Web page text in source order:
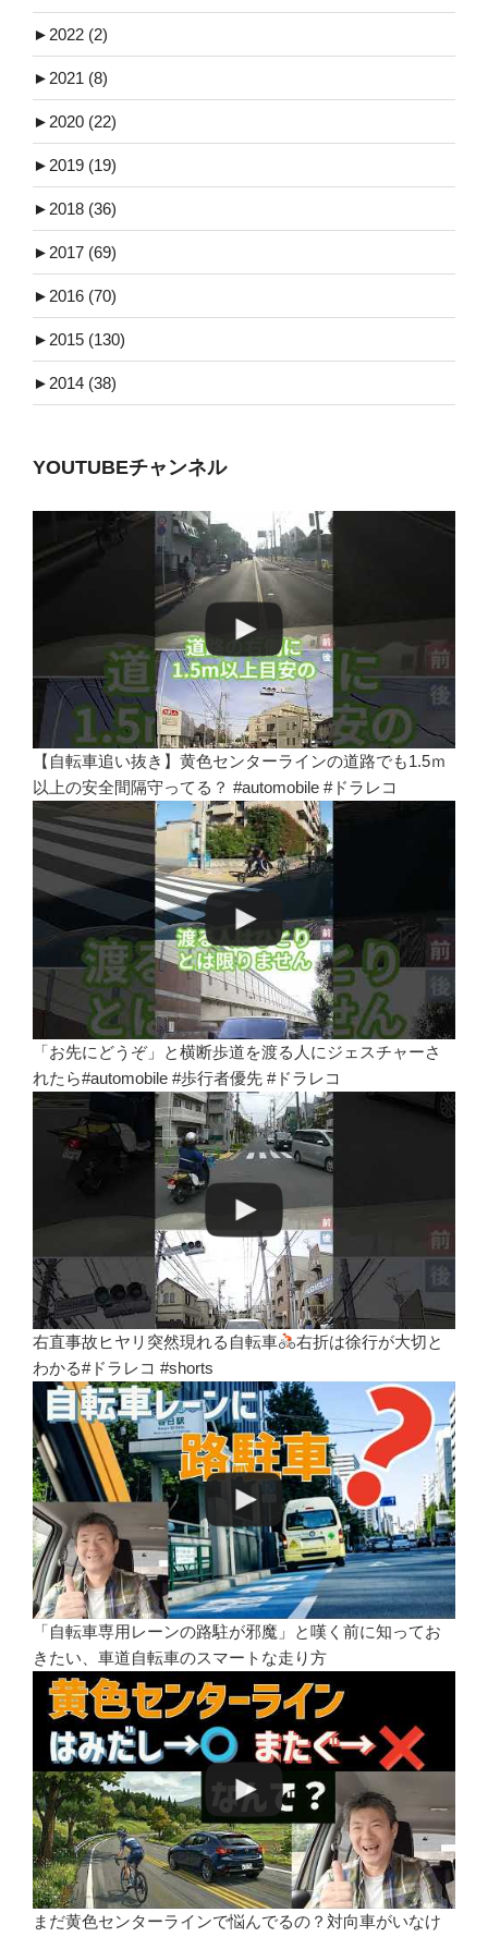
► 2022 (2)
► 2021 (8)
► 2020 (22)
► 2019 (19)
► 2018 (36)
► 2017 (69)
► 2016 (70)
► 2015 (130)
► 2014 (38)
YOUTUBEチャンネル
【自転車追い抜き】黄色センターラインの道路でも1.5ｍ
以上の安全間隔守ってる？ #automobile #ドラレコ
「お先にどうぞ」と横断歩道を渡る人にジェスチャーさ
れたら#automobile #歩行者優先 #ドラレコ
右直事故ヒヤリ突然現れる自転車
右折は徐行が大切と
わかる#ドラレコ #shorts
「自転車専用レーンの路駐が邪魔」と嘆く前に知ってお
きたい、車道自転車のスマートな走り方
まだ黄色センターラインで悩んでるの？対向車がいなけ